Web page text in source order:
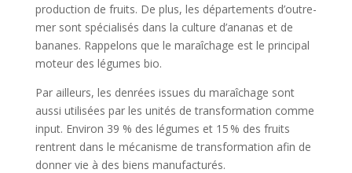
production de fruits. De plus, les départements d’outre-
mer sont spécialisés dans la culture d’ananas et de
bananes. Rappelons que le maraîchage est le principal
moteur des légumes bio.
Par ailleurs, les denrées issues du maraîchage sont
aussi utilisées par les unités de transformation comme
input. Environ 39 % des légumes et 15 % des fruits
rentrent dans le mécanisme de transformation afin de
donner vie à des biens manufacturés.